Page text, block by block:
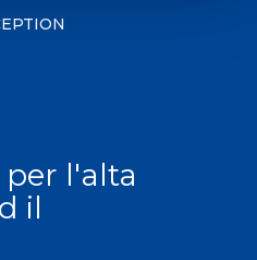
per l'alta
il